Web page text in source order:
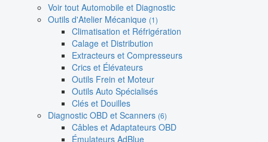
Voir tout Automobile et Diagnostic
Outils d'Atelier Mécanique (1)
Climatisation et Réfrigération
Calage et Distribution
Extracteurs et Compresseurs
Crics et Élévateurs
Outils Frein et Moteur
Outils Auto Spécialisés
Clés et Douilles
Diagnostic OBD et Scanners (6)
Câbles et Adaptateurs OBD
Émulateurs AdBlue